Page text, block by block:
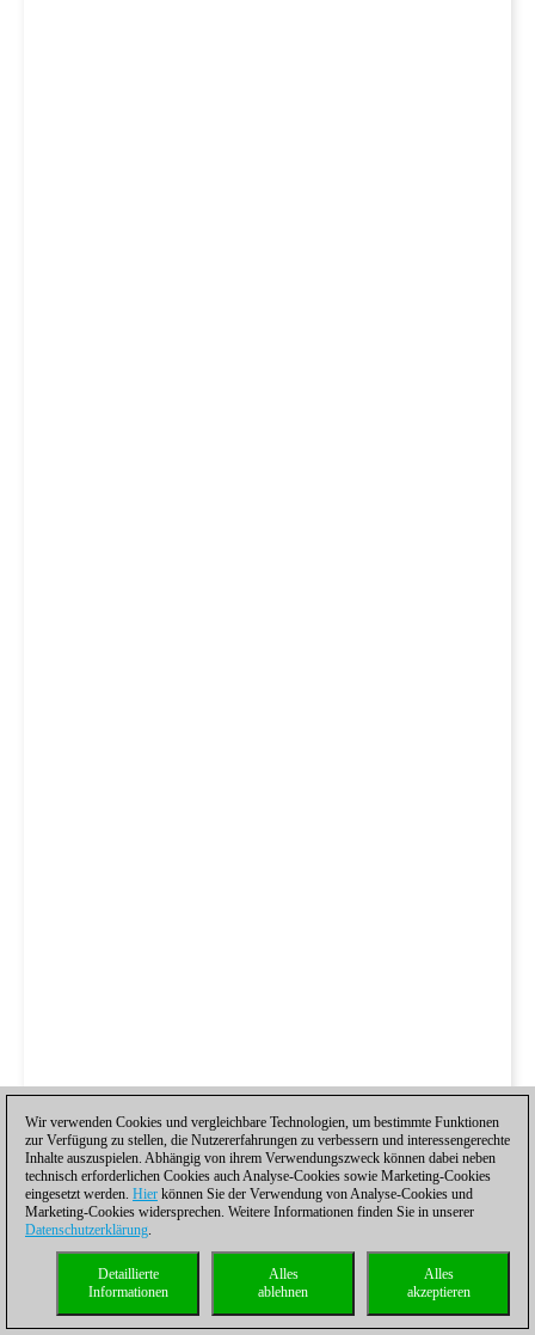
Wir verwenden Cookies und vergleichbare Technologien, um bestimmte Funktionen
zur Verfügung zu stellen, die Nutzererfahrungen zu verbessern und interessengerechte
Inhalte auszuspielen. Abhängig von ihrem Verwendungszweck können dabei neben
technisch erforderlichen Cookies auch Analyse-Cookies sowie Marketing-Cookies
eingesetzt werden. Hier können Sie der Verwendung von Analyse-Cookies und
Marketing-Cookies widersprechen. Weitere Informationen finden Sie in unserer
Datenschutzerklärung.
Alles
akzeptieren
Alles
ablehnen
Detaillierte
Informationen